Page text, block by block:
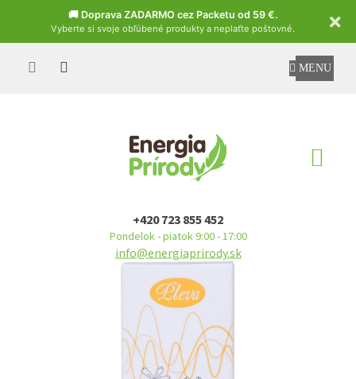
🚚 Doprava ZADARMO cez Packetu od 59 €.
Vyberte si svoje obľúbené produkty a neplaťte poštovné.
Czech
+420 723 855 452
Pondelok - piatok 9:00 - 17:00
info@energiaprirody.sk